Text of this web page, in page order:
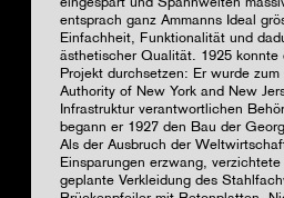
eingespart und Spannweiten
entsprach ganz Ammanns Ideal
Einfachheit, Funktionalität und
ästhetischer Qualität. 1925 konnte
Projekt durchsetzen: Er wurde
Authority of New York and New
Infrastruktur verantwortlichen
begann er 1927 den Bau der
Als der Ausbruch der
Einsparungen erzwang,
geplante Verkleidung des